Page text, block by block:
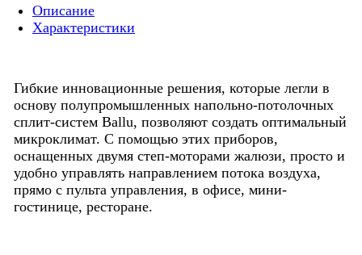
Описание
Характеристики
Гибкие инновационные решения, которые легли в
основу полупромышленных напольно-потолочных
сплит-систем Ballu, позволяют создать оптимальный
микроклимат. С помощью этих приборов,
оснащенных двумя степ-моторами жалюзи, просто и
удобно управлять направлением потока воздуха,
прямо с пульта управления, в офисе, мини-
гостинице, ресторане.